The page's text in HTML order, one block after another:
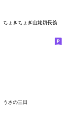
ちょぎちょぎ山姥切長義
うさの三日